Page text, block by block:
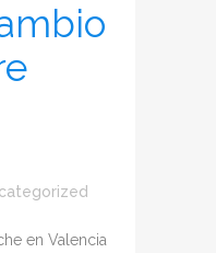
en Valencia